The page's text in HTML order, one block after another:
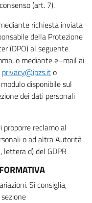
(art. 7).
richiesta inviata
della Protezione
(DPO) al seguente
o mediante e–mail ai
privacy@ipzs.ito
disponibile sul
dei dati personali
proporre reclamo al
o ad altra Autorità
lettera d) del GDPR
Si consiglia,